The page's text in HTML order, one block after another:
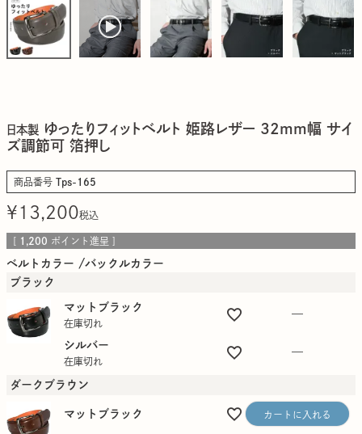
日本製 ゆったりフィットベルト 姫路レザー 32mm幅 サイ
ズ調節可 箔押し
商品番号 Tps-165
¥13,200税込
[ 1,200 ポイント進呈 ]
ベルトカラー
バックルカラー
ブラック
マットブラック
在庫切れ
—
シルバー
在庫切れ
—
ダークブラウン
マットブラック カートに入れる